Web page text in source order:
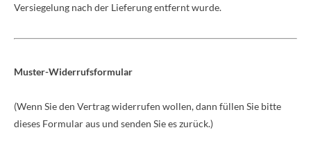
Versiegelung nach der Lieferung entfernt wurde.
Muster-Widerrufsformular
(Wenn Sie den Vertrag widerrufen wollen, dann füllen Sie bitte
dieses Formular aus und senden Sie es zurück.)